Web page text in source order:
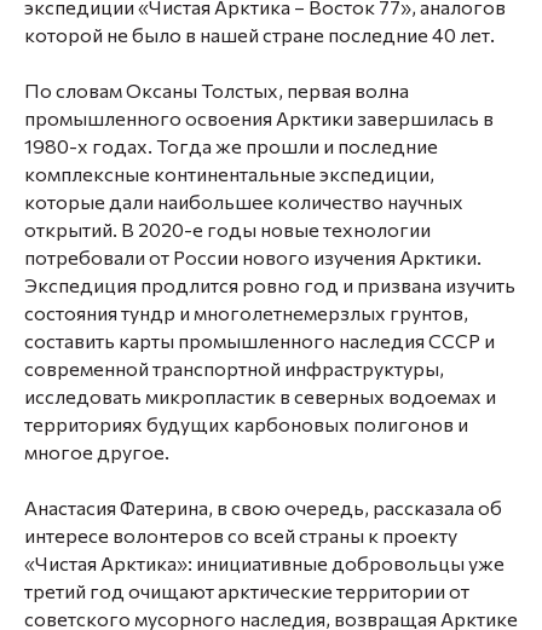
экспедиции «Чистая Арктика – Восток 77», аналогов
которой не было в нашей стране последние 40 лет.
По словамОксаны Толстых, первая волна
промышленного освоения Арктики завершилась в
1980-х годах. Тогда же прошли и последние
комплексные континентальные экспедиции,
которые дали наибольшее количество научных
открытий. В 2020-е годы новые технологии
потребовали от России нового изучения Арктики.
Экспедиция продлится ровно год и призвана изучить
состояния тундр и многолетнемерзлых грунтов,
составить карты промышленного наследия СССР и
современной транспортной инфраструктуры,
исследовать микропластик в северных водоемах и
территориях будущих карбоновых полигонов и
многое другое.
Анастасия Фатерина, в свою очередь, рассказала об
интересе волонтеров со всей страны к проекту
«Чистая Арктика»: инициативные добровольцы уже
третий год очищают арктические территории от
советского мусорного наследия, возвращая Арктике